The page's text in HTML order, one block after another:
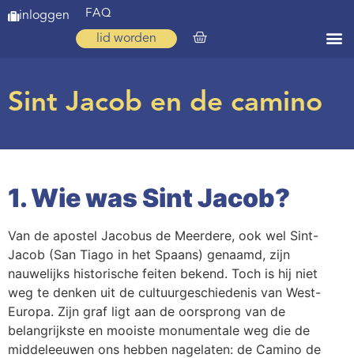
inloggen FAQ
lid worden
Zoeken
Spirituele reis
Ervaringen
Regio’s
Nieuws
Agenda
Sint Jacob en de camino
1. Wie was Sint Jacob?
Van de apostel Jacobus de Meerdere, ook wel Sint-
Jacob (San Tiago in het Spaans) genaamd, zijn
nauwelijks historische feiten bekend. Toch is hij niet
weg te denken uit de cultuurgeschiedenis van West-
Europa. Zijn graf ligt aan de oorsprong van de
belangrijkste en mooiste monumentale weg die de
middeleeuwen ons hebben nagelaten: de Camino de